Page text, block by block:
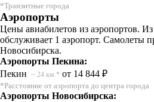
*Транзитные города
Аэропорты
Цены авиабилетов из аэропортов.
обслуживает 1 аэропорт. Самолеты
Новосибирска.
Аэропорты Пекина:
Пекин ~ 24 км.* от 14 844 ₽
*Расстояние от аэропорта до центра города
Аэропорты Новосибирска: